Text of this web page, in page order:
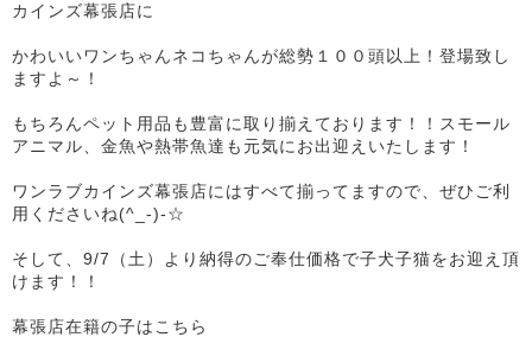
カインズ幕張店に
かわいいワンちゃんネコちゃんが総勢１００頭以上！登場致し
ますよ～！
もちろんペット用品も豊富に取り揃えております！！スモール
アニマル、金魚や熱帯魚達も元気にお出迎えいたします！
ワンラブカインズ幕張店にはすべて揃ってますので、ぜひご利
用くださいね(^_-)-☆
そして、9/7（土）より納得のご奉仕価格で子犬子猫をお迎え頂
けます！！
幕張店在籍の子はこちら